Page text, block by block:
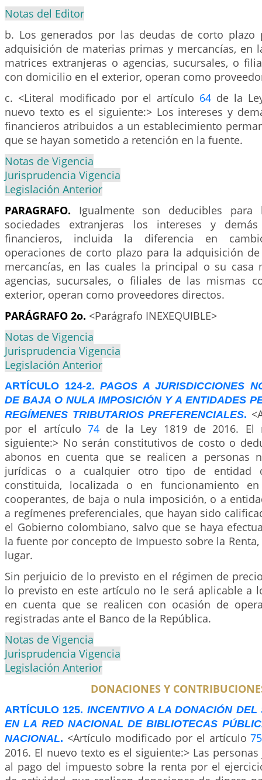
Notas del Editor
b. Los generados por las deudas de corto plazo
adquisición de materias primas y mercancías, en
matrices extranjeras o agencias, sucursales, o
con domicilio en el exterior, operan como
c. <Literal modificado por el artículo 64 de la
nuevo texto es el siguiente:> Los intereses y
financieros atribuidos a un establecimiento
que se hayan sometido a retención en la fuente.
Notas de Vigencia
Jurisprudencia Vigencia
Legislación Anterior
PARAGRAFO. Igualmente son deducibles para
sociedades extranjeras los intereses y
financieros, incluida la diferencia en
operaciones de corto plazo para la adquisición
mercancías, en las cuales la principal o su casa
agencias, sucursales, o filiales de las mismas
exterior, operan como proveedores directos.
PARÁGRAFO 2o. <Parágrafo INEXEQUIBLE>
Notas de Vigencia
Jurisprudencia Vigencia
Legislación Anterior
ARTÍCULO 124-2. PAGOS A JURISDICCIONES
DE BAJA O NULA IMPOSICIÓN Y A ENTIDADES
REGÍMENES TRIBUTARIOS PREFERENCIALES.
por el artículo74 de la Ley 1819 de 2016. El
siguiente:> No serán constitutivos de costo o
abonos en cuenta que se realicen a personas
jurídicas o a cualquier otro tipo de entidad
constituida, localizada o en funcionamiento
cooperantes, de baja o nula imposición, o a
a regímenes preferenciales, que hayan sido
el Gobierno colombiano, salvo que se haya
la fuente por concepto de Impuesto sobre la
lugar.
Sin perjuicio de lo previsto en el régimen de
lo previsto en este artículo no le será aplicable a
en cuenta que se realicen con ocasión de
registradas ante el Banco de la República.
Notas de Vigencia
Jurisprudencia Vigencia
Legislación Anterior
DONACIONES Y
ARTÍCULO 125. INCENTIVO A LA DONACIÓN DEL
EN LA RED NACIONAL DE BIBLIOTECAS
NACIONAL. <Artículo modificado por el artículo75
2016. El nuevo texto es el siguiente:> Las
al pago del impuesto sobre la renta por el